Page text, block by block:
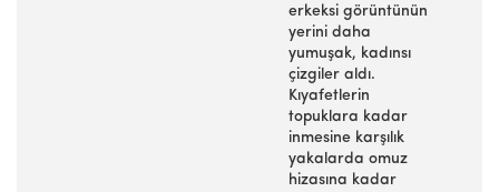
erkeksi görüntünün
yerini daha
yumuşak, kadınsı
çizgiler aldı.
Kıyafetlerin
topuklara kadar
inmesine karşılık
yakalarda omuz
hizasına kadar